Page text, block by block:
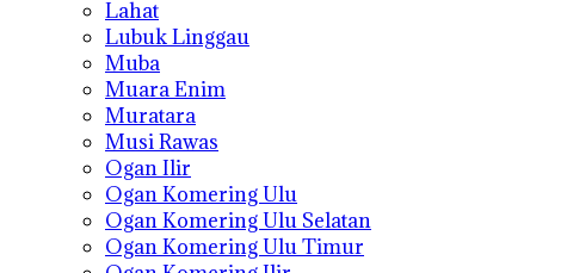
Lahat
Lubuk Linggau
Muba
Muara Enim
Muratara
Musi Rawas
Ogan Ilir
Ogan Komering Ulu
Ogan Komering Ulu Selatan
Ogan Komering Ulu Timur